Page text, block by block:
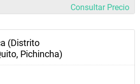
Consultar Precio
(Distrito
Pichincha)